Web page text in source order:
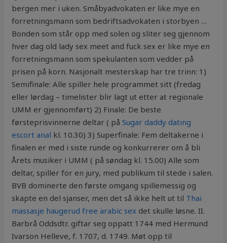
bergen mer i uken. Småbyadvokaten er like mye en
forretningsmann som bedriftsadvokaten i storbyen …
Bonden som står opp med solen og sliter seg gjennom
hver dag old lady sex meet and fuck sex er like mye en
forretningsmann som spekulanten som vedder på
prisen på korn. Nasjonalt mesterskap har tre trinn: 1)
Semifinale: Alle spiller hele programmet sitt (fredag
eller lørdag – timelister blir lagt ut etter at regionale
UMM er gjennomført) 2) Finale: De beste
førsteprisvinnerne deltar ( påSugar daddy dating
escort anal kl. 10.30) 3) Superfinale: Fem deltakerne i
finalen er med i siste runde og konkurrerer om å bli
Årets musiker i UMM ( på søndag kl. 15.00) Alle som
deltar, spiller for en jury, med publikum til stede i salen.
BVB dominerte den første omgang spillemessig og
skapte en del sjanser, men det så ikke helt ut til Thai
massasje haugerud free arabic sex det skulle løsne. II.
Barbrå Oddsdtr. giftar seg oppatt 1744 med Hermund
Ivarson Helleve, f. 1707, d. 1749. Møt opp til